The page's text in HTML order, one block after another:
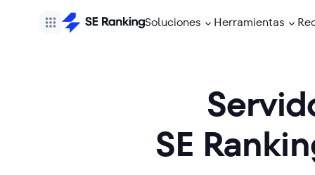
Soluciones Herramientas
SE